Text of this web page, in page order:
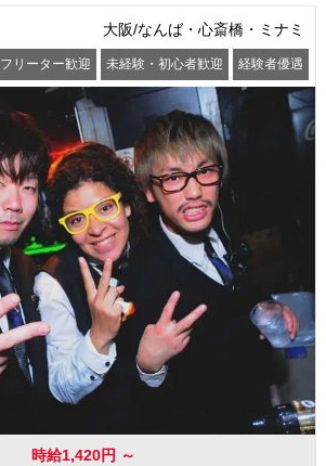
大阪/なんば・心斎橋・ミナミ
フリーター歓迎 未経験・初心者歓迎 経験者優遇
時給1,420円 ～